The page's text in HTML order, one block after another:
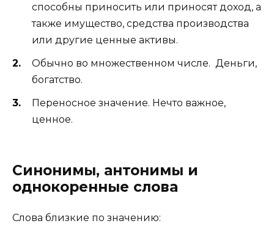
способны приносить или приносят доход, а
также имущество, средства производства
или другие ценные активы.
Обычно во множественном числе. Деньги,
богатство.
Переносное значение. Нечто важное,
ценное.
Синонимы, антонимы и
однокоренные слова
Слова близкие по значению: